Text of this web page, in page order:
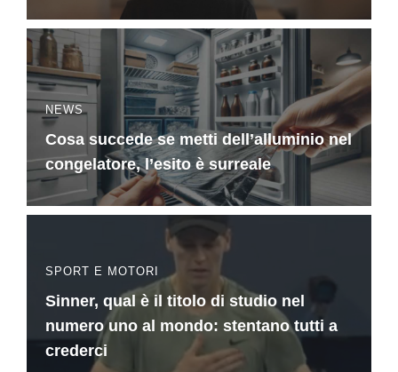
NEWS
Cosa succede se metti dell’alluminio nel
congelatore, l’esito è surreale
SPORT E MOTORI
Sinner, qual è il titolo di studio nel
numero uno al mondo: stentano tutti a
crederci